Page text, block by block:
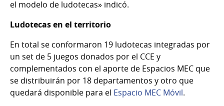
el modelo de ludotecas» indicó.
Ludotecas en el territorio
En total se conformaron 19 ludotecas integradas por
un set de 5 juegos donados por el CCE y
complementados con el aporte de Espacios MEC que
se distribuirán por 18 departamentos y otro que
quedará disponible para el Espacio MEC Móvil.